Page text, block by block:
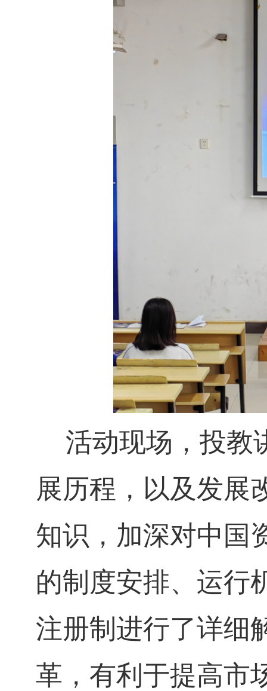
活动现场，投教
展历程，以及发展
知识，加深对中国
的制度安排、运行
注册制进行了详细
革，有利于提高市